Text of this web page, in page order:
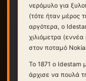
νερόμυλο για
(τότε ήταν μέρος
αργότερα, ο
χιλιόμετρα
στον ποταμό
Το 1871 ο Idestam
άρχισε να πουλά